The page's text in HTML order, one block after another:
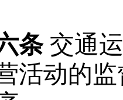
条交通
活动的